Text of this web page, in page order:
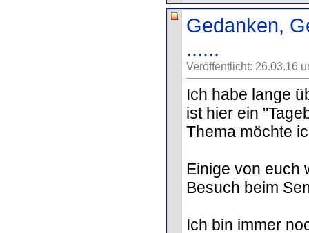
Gedanken,
......
Veröffentlicht: 26.03.16
Ich habe lange
ist hier ein
Thema möchte
Einige von euch
Besuch beim
Ich bin immer